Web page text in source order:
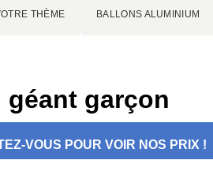
THÈME BALLONS ALUMINIUM
géant garçon
VOUS POUR VOIR NOS PRIX !